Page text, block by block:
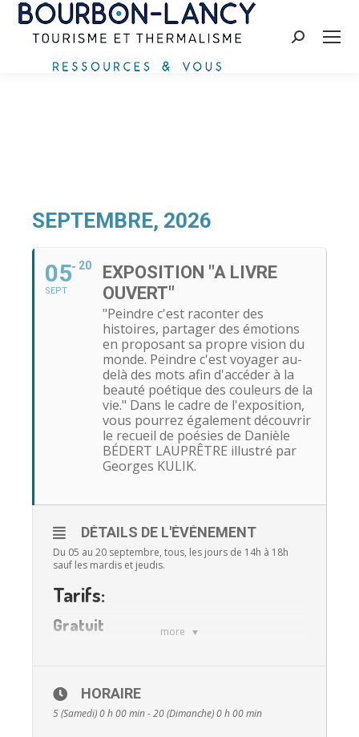
Recherche
SEPTEMBRE, 2026
05
SEPT
20
EXPOSITION "A LIVRE
OUVERT"
"Peindre c'est raconter des
histoires, partager des émotions
en proposant sa propre vision du
monde. Peindre c'est voyager au-
delà des mots afin d'accéder à la
beauté poétique des couleurs de la
vie." Dans le cadre de l'exposition,
vous pourrez également découvrir
le recueil de poésies de Danièle
BÉDERT LAUPRÊTRE illustré par
Georges KULIK.
more
DÉTAILS DE L'ÉVÉNEMENT
Du 05 au 20 septembre, tous, les jours de 14h à 18h
sauf les mardis et jeudis.
Tarifs:
Gratuit
HORAIRE
5 (Samedi) 0 h 00 min - 20 (Dimanche) 0 h 00 min